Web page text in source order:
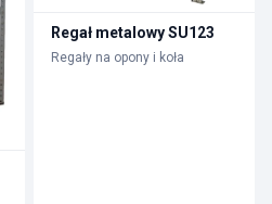
Regał metalowy SU123
Regały na opony i koła